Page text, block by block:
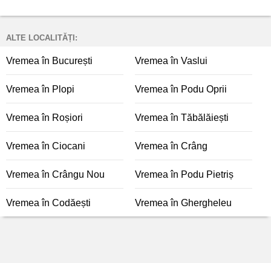
ALTE LOCALITĂȚI:
Vremea în București Vremea în Vaslui
Vremea în Plopi Vremea în Podu Oprii
Vremea în Roșiori Vremea în Tăbălăiești
Vremea în Ciocani Vremea în Crâng
Vremea în Crângu Nou Vremea în Podu Pietriș
Vremea în Codăești Vremea în Ghergheleu